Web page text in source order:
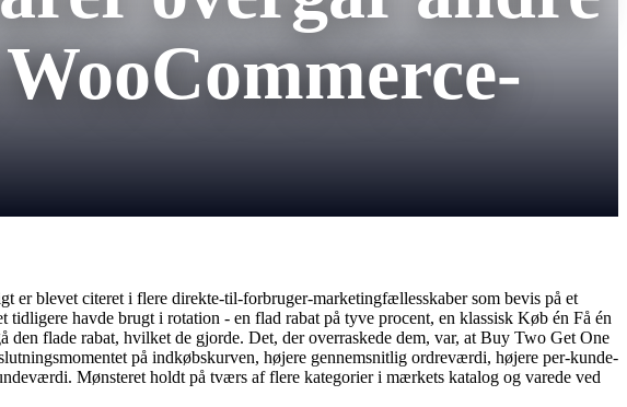
er blevet citeret i flere direkte-til-forbruger-marketingfællesskaber som bevis på et
havde brugt i rotation - en flad rabat på tyve procent, en klassisk Køb én Få én
flade rabat, hvilket de gjorde. Det, der overraskede dem, var, at Buy Two Get One
på indkøbskurven, højere gennemsnitlig ordreværdi, højere per-kunde-
Mønsteret holdt på tværs af flere kategorier i mærkets katalog og varede ved